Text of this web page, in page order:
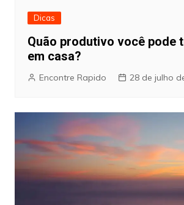
Dicas
Quão produtivo você pode
em casa?
Encontre Rapido 28 de julho